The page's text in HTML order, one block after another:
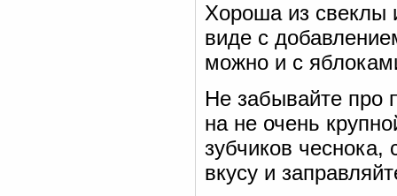
Хороша из свеклы
виде с
можно и с
Не забывайте про
на не очень
зубчиков чеснока,
вкусу и